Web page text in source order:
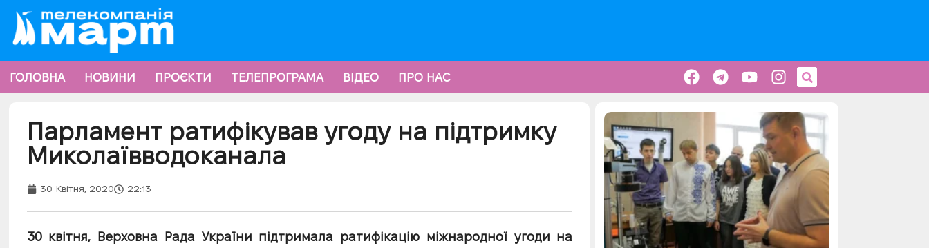
ГОЛОВНА НОВИНИ ПРОЄКТИ ТЕЛЕПРОГРАМА ВІДЕО ПРО НАС
Парламент ратифікував угоду на підтримку
Миколаївводоканала
30 Квітня, 2020 22:13
30 квітня, Верховна Рада України підтримала ратифікацію міжнародної угоди на